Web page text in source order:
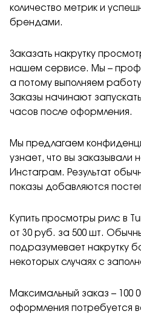
количество метрик и
брендами.
Заказать накрутку
нашем сервисе. Мы –
а потому выполняем
Заказы начинают
часов после оформления.
Мы предлагаем
узнает, что вы заказывали
Инстаграм. Результат
показы добавляются
Купить просмотры рилс в
от 30 руб. за 500 шт.
подразумевает накрутку
некоторых случаях с
Максимальный заказ – 100
оформления потребуется